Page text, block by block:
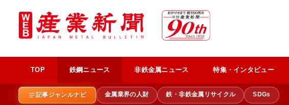
TOP 鉄鋼ニュース 非鉄金属ニュース 特集・インタビュー
記事ジャンルナビ 金属業界の人財 鉄・非鉄金属リサイクル SDGs